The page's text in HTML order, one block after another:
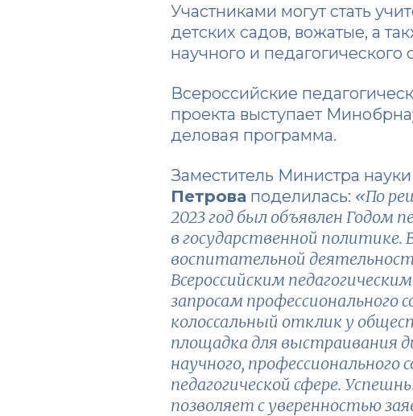
Участниками могут стать
детских садов, вожатые, а
научного и педагогического
Всероссийские
проекта выступает
деловая программа.
Заместитель Министра
Петрова поделилась: «По
2023 год был объявлен Годом
в государственной
воспитательной
Всероссийским
запросам профессионального
колоссальный отклик у
площадка для выстраивания
научного,
педагогической сфере.
позволяет с уверенностью